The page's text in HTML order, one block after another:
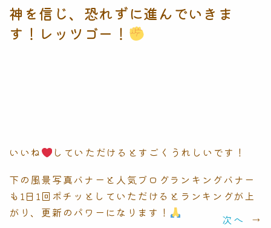
神を信じ、恐れずに進んでいきま
す！レッツゴー！
いいね
していただけるとすごくうれしいです！
下の風景写真バナーと人気ブログランキングバナー
も1日1回ポチッとしていただけるとランキングが上
がり、更新のパワーになります！
次へ
→